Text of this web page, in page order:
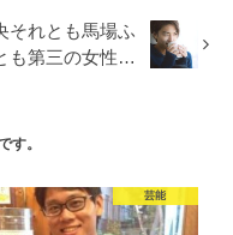
それとも馬場ふ
も第三の女性…
す。
芸能